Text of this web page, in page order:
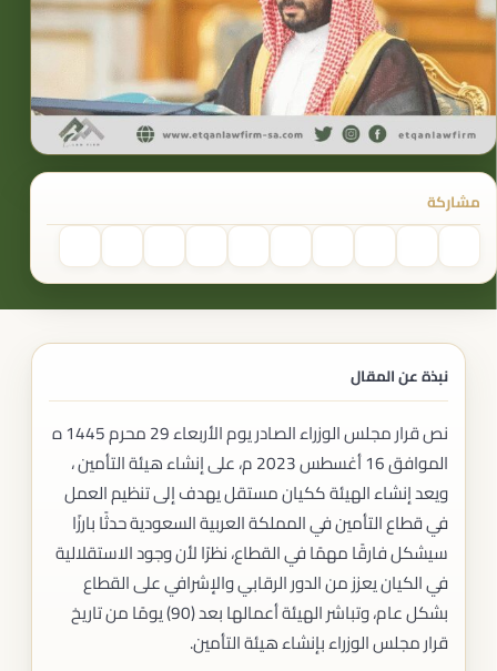
مشاركة
نبذة عن المقال
نص قرار مجلس الوزراء الصادر يوم الأربعاء 29 محرم 1445 ه
الموافق 16 أغسطس 2023 م، على إنشاء هيئة التأمين ،
ويعد إنشاء الهيئة ككيان مستقل يهدف إلى تنظيم العمل
في قطاع التأمين في المملكة العربية السعودية حدثًا بارزًا
سيشكل فارقًا مهمًا في القطاع، نظرًا لأن وجود الاستقلالية
في الكيان يعزز من الدور الرقابي والإشرافي على القطاع
بشكل عام، وتباشر الهيئة أعمالها بعد (90) يومًا من تاريخ
قرار مجلس الوزراء بإنشاء هيئة التأمين.